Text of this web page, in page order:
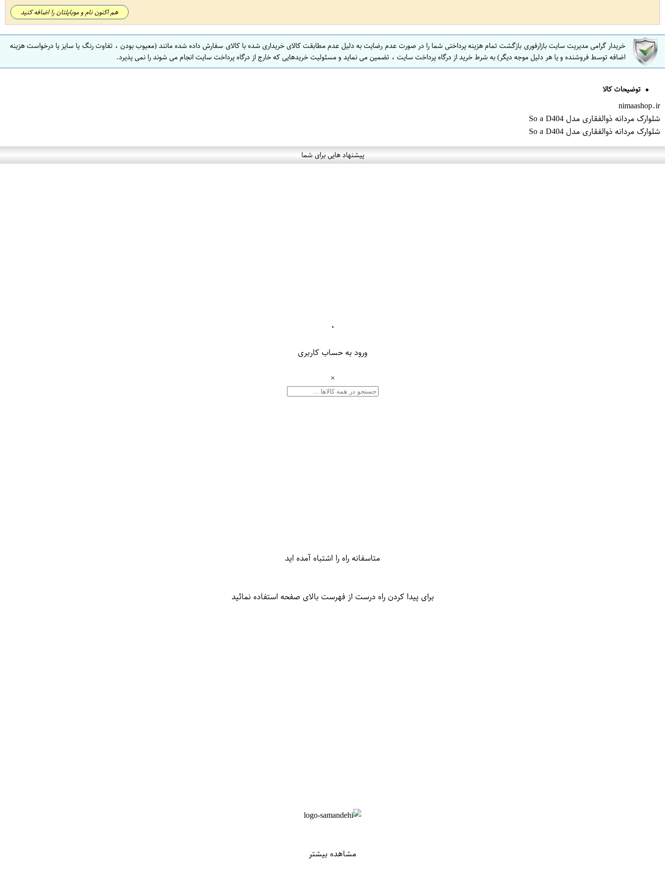
هم اکنون نام و موبایلتان را اضافه کنید
خریدار گرامی مدیریت سایت بازارفوری بازگشت تمام هزینه پرداختی شما را در صورت عدم رضایت به دلیل عدم مطابقت کالای خریداری شده با کالای سفارش داده شده مانند (معیوب بودن ، تفاوت رنگ یا سایز یا درخواست هزینه
اضافه توسط فروشنده و یا هر دلیل موجه دیگر) به شرط خرید از درگاه پرداخت سایت ، تضمین می نماید و مسئولیت خریدهایی که خارج از درگاه پرداخت سایت انجام می شوند را نمی پذیرد.
توضیحات کالا
nimaashop.ir
شلوارک مردانه ذوالفقاری مدل So a D404
شلوارک مردانه ذوالفقاری مدل So a D404
پیشنهاد هایی برای شما
۰
ورود به حساب کاربری
×
متاسفانه راه را اشتباه آمده اید
برای پیدا کردن راه درست از فهرست بالای صفحه استفاده نمائید
مشاهده بیشتر